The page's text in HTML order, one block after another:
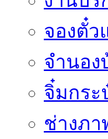
จองตั๋ว
จำนอง
จิ๋มกระ
ช่างภา